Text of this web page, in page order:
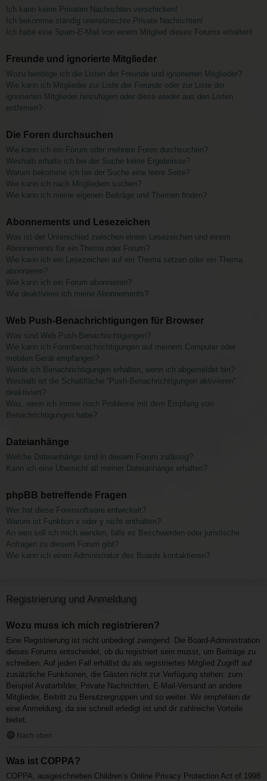
Ich kann keine Privaten Nachrichten verschicken!
Ich bekomme ständig unerwünschte Private Nachrichten!
Ich habe eine Spam-E-Mail von einem Mitglied dieses Forums erhalten!
Freunde und ignorierte Mitglieder
Wozu benötige ich die Listen der Freunde und ignorierten Mitglieder?
Wie kann ich Mitglieder zur Liste der Freunde oder zur Liste der
ignorierten Mitglieder hinzufügen oder diese wieder aus den Listen
entfernen?
Die Foren durchsuchen
Wie kann ich ein Forum oder mehrere Foren durchsuchen?
Weshalb erhalte ich bei der Suche keine Ergebnisse?
Warum bekomme ich bei der Suche eine leere Seite?
Wie kann ich nach Mitgliedern suchen?
Wie kann ich meine eigenen Beiträge und Themen finden?
Abonnements und Lesezeichen
Was ist der Unterschied zwischen einem Lesezeichen und einem
Abonnements für ein Thema oder Forum?
Wie kann ich ein Lesezeichen auf ein Thema setzen oder ein Thema
abonnieren?
Wie kann ich ein Forum abonnieren?
Wie deaktiviere ich meine Abonnements?
Web Push-Benachrichtigungen für Browser
Was sind Web Push-Benachrichtigungen?
Wie kann ich Forenbenachrichtigungen auf meinem Computer oder
mobilen Gerät empfangen?
Werde ich Benachrichtigungen erhalten, wenn ich abgemeldet bin?
Weshalb ist die Schaltfläche “Push-Benachrichtigungen aktivieren”
deaktiviert?
Was, wenn ich immer noch Probleme mit dem Empfang von
Benachrichtigungen habe?
Dateianhänge
Welche Dateianhänge sind in diesem Forum zulässig?
Kann ich eine Übersicht all meiner Dateianhänge erhalten?
phpBB betreffende Fragen
Wer hat diese Forensoftware entwickelt?
Warum ist Funktion x oder y nicht enthalten?
An wen soll ich mich wenden, falls es Beschwerden oder juristische
Anfragen zu diesem Forum gibt?
Wie kann ich einen Administrator des Boards kontaktieren?
Registrierung und Anmeldung
Wozu muss ich mich registrieren?
Eine Registrierung ist nicht unbedingt zwingend. Die Board-Administration
dieses Forums entscheidet, ob du registriert sein musst, um Beiträge zu
schreiben. Auf jeden Fall erhältst du als registriertes Mitglied Zugriff auf
zusätzliche Funktionen, die Gästen nicht zur Verfügung stehen: zum
Beispiel Avatarbilder, Private Nachrichten, E-Mail-Versand an andere
Mitglieder, Beitritt zu Benutzergruppen und so weiter. Wir empfehlen dir
eine Anmeldung, da sie schnell erledigt ist und dir zahlreiche Vorteile
bietet.
Nach oben
Was ist COPPA?
COPPA, ausgeschrieben Children’s Online Privacy Protection Act of 1998